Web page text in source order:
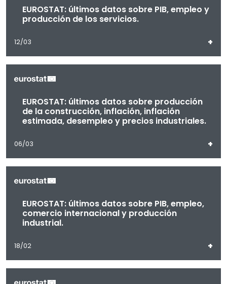
EUROSTAT: últimos datos sobre PIB, empleo y
producción de los servicios.
12/03 +
EUROSTAT: últimos datos sobre producción
de la construcción, inflación, inflación
estimada, desempleo y precios industriales.
06/03 +
EUROSTAT: últimos datos sobre PIB, empleo,
comercio internacional y producción
industrial.
18/02 +